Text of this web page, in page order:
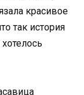
красивое
так история